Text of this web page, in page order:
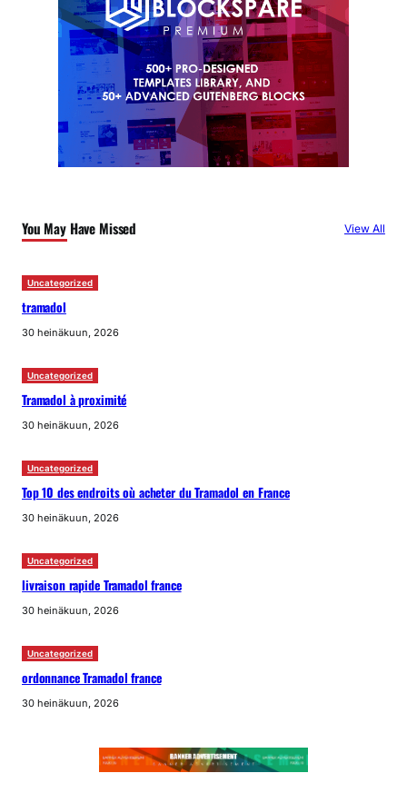
You May Have Missed View All
Uncategorized
tramadol
30 heinäkuun, 2026
Uncategorized
Tramadol à proximité
30 heinäkuun, 2026
Uncategorized
Top 10 des endroits où acheter du Tramadol en France
30 heinäkuun, 2026
Uncategorized
livraison rapide Tramadol france
30 heinäkuun, 2026
Uncategorized
ordonnance Tramadol france
30 heinäkuun, 2026